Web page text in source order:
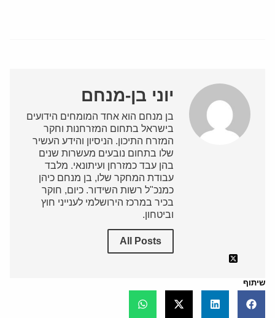
יוני בן-מנחם
בן מנחם הוא אחד המומחים הידועים
בישראל בתחום המזרחנות וחקר
המזרח התיכון. הניסיון והידע העשיר
שלו בתחום נובעים מעשרות שנים
בהן עבד כמזרחן ועיתונאי. מלבד
עבודת המחקר שלו, בן מנחם כיהן
כמנכ"ל רשות השידור. כיום, חוקר
בכיר במרכז הירושלמי לענייני חוץ
וביטחון.
All Posts
שיתוף